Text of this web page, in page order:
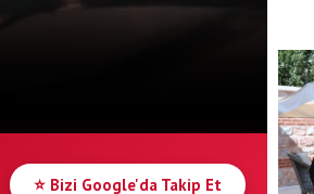
⭐ Bizi Google'da Takip Et